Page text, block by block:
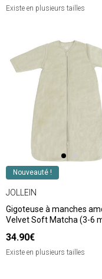
Existe en plusieurs tailles
Nouveauté !
JOLLEIN
Gigoteuse à manches
Velvet Soft Matcha (3-6
34.90€
Existe en plusieurs tailles